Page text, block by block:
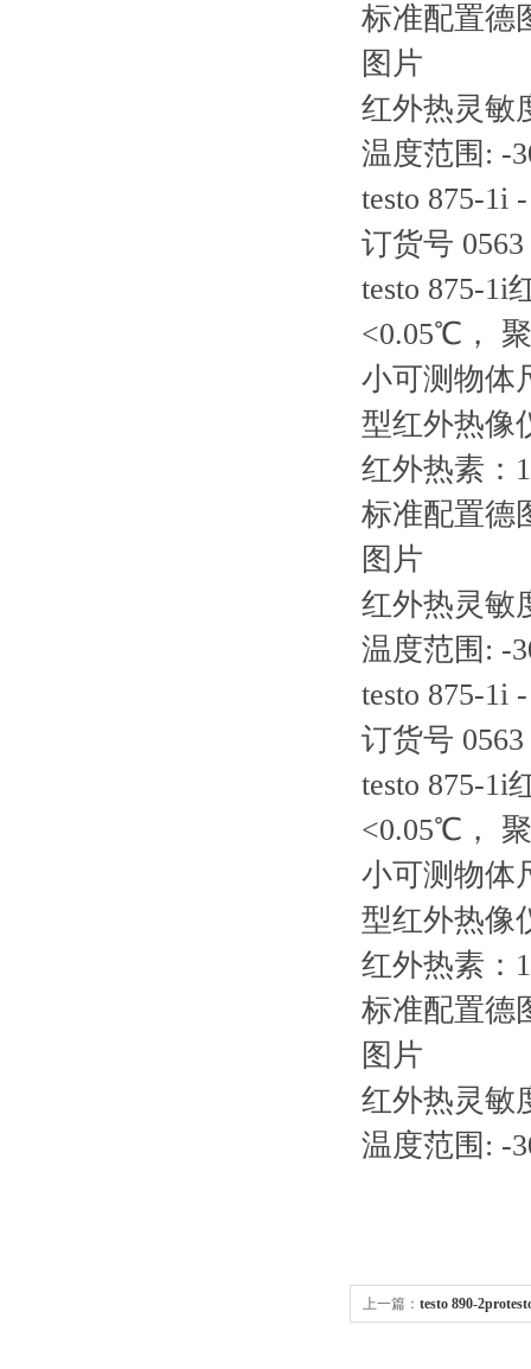
标准配置德
图片
红外热灵敏
温度范围: -
testo 875-1i
订货号 0563
testo 875-1i
<0.05℃，
小可测物体
型红外热像
红外热素：
标准配置德
图片
红外热灵敏
温度范围: -
testo 875-1i
订货号 0563
testo 875-1i
<0.05℃，
小可测物体
型红外热像
红外热素：
标准配置德
图片
红外热灵敏
温度范围: -
上一篇： testo 890-